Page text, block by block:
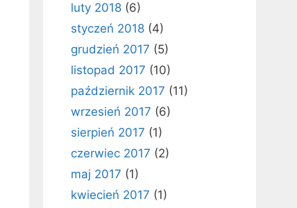
luty 2018 (6)
styczeń 2018 (4)
grudzień 2017 (5)
listopad 2017 (10)
październik 2017 (11)
wrzesień 2017 (6)
sierpień 2017 (1)
czerwiec 2017 (2)
maj 2017 (1)
kwiecień 2017 (1)